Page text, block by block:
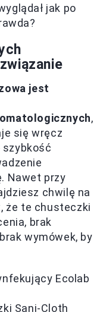
jak po
jest
,
się wręcz
szybkość
Nawet przy
chwilę na
że te chusteczki
brak
wymówek, by
Ecolab
Sani-Cloth